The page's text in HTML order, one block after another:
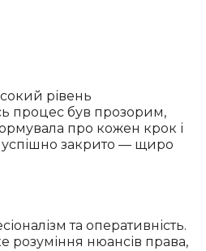
рівень
процес був прозорим,
про кожен крок і
успішно закрито — щиро
та оперативність.
розуміння нюансів права,